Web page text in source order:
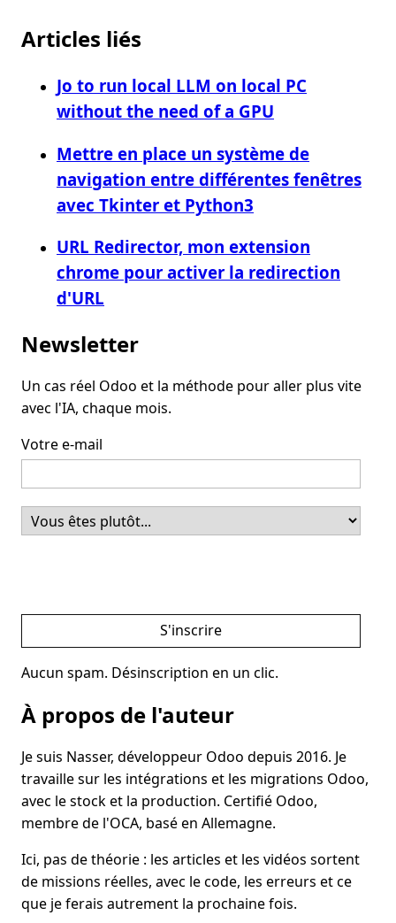
Articles liés
Jo to run local LLM on local PC
without the need of a GPU
Mettre en place un système de
navigation entre différentes fenêtres
avec Tkinter et Python3
URL Redirector, mon extension
chrome pour activer la redirection
d'URL
Newsletter
Un cas réel Odoo et la méthode pour aller plus vite
avec l'IA, chaque mois.
Votre e-mail
S'inscrire
Aucun spam. Désinscription en un clic.
À propos de l'auteur
Je suis Nasser, développeur Odoo depuis 2016. Je
travaille sur les intégrations et les migrations Odoo,
avec le stock et la production. Certifié Odoo,
membre de l'OCA, basé en Allemagne.
Ici, pas de théorie : les articles et les vidéos sortent
de missions réelles, avec le code, les erreurs et ce
que je ferais autrement la prochaine fois.